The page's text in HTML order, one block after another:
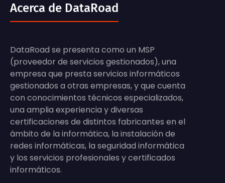
Acerca de DataRoad
DataRoad se presenta como un MSP
(proveedor de servicios gestionados), una
empresa que presta servicios informáticos
gestionados a otras empresas, y que cuenta
con conocimientos técnicos especializados,
una amplia experiencia y diversas
certificaciones de distintos fabricantes en el
ámbito de la informática, la instalación de
redes informáticas, la seguridad informática
y los servicios profesionales y certificados
informáticos.